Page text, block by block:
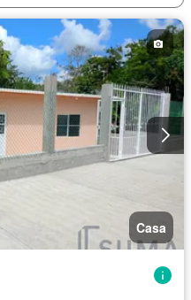
Casa